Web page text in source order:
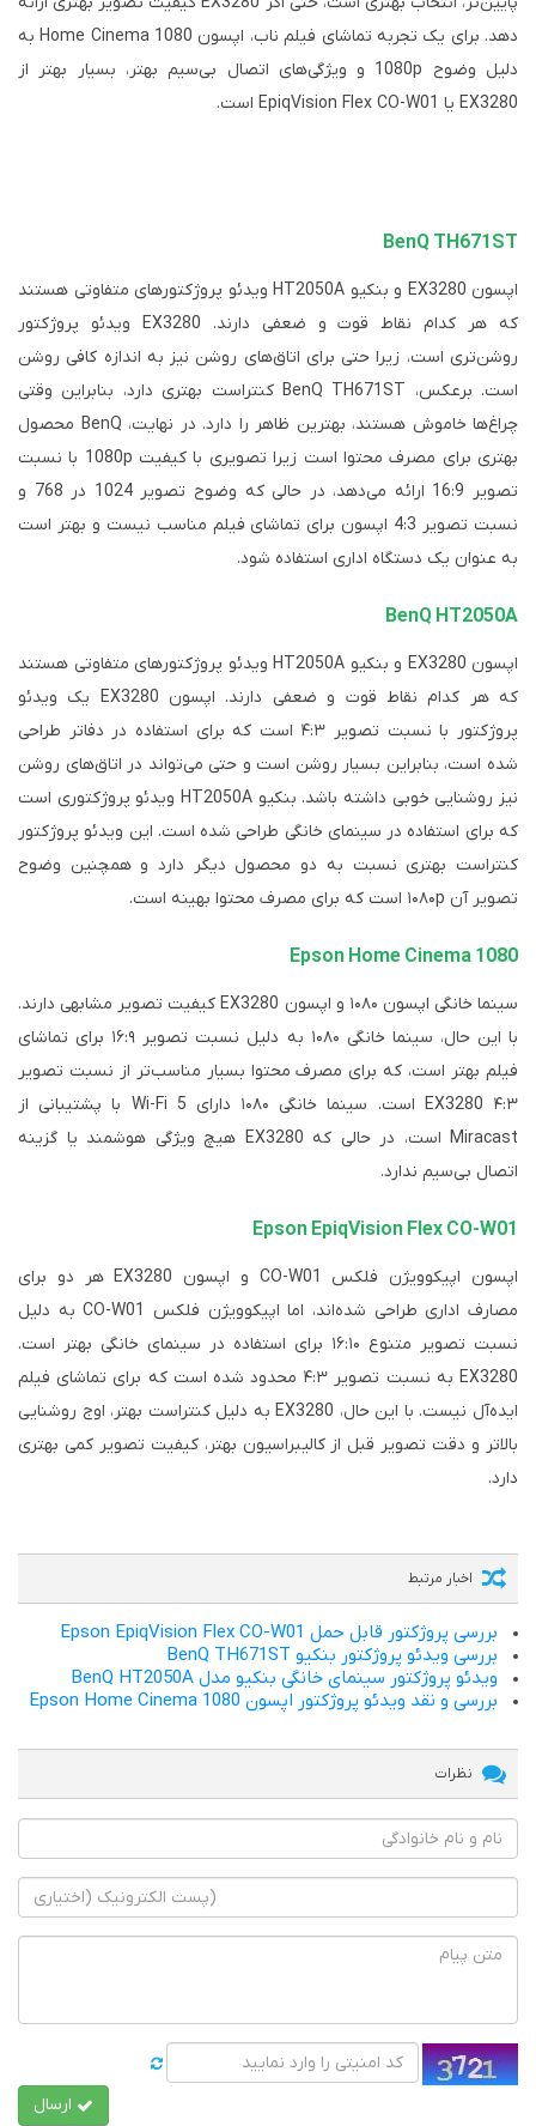
دهد. برای یک تجربه تماشای فیلم ناب، اپسون Home Cinema 1080 به
دلیل وضوح 1080p و ویژگی‌های اتصال بی‌سیم بهتر، بسیار بهتر از
EX3280 یا EpiqVision Flex CO-W01 است.
BenQ TH671ST
اپسون EX3280 و بنکیو HT2050A ویدئو پروژکتورهای متفاوتی هستند
که هر کدام نقاط قوت و ضعفی دارند. EX3280 ویدئو پروژکتور
روشن‌تری است، زیرا حتی برای اتاق‌های روشن نیز به اندازه کافی روشن
است. برعکس، BenQ TH671ST کنتراست بهتری دارد، بنابراین وقتی
چراغ‌ها خاموش هستند، بهترین ظاهر را دارد. در نهایت، BenQ محصول
بهتری برای مصرف محتوا است زیرا تصویری با کیفیت 1080p با نسبت
تصویر 16:9 ارائه می‌دهد، در حالی که وضوح تصویر 1024 در 768 و
نسبت تصویر 4:3 اپسون برای تماشای فیلم مناسب نیست و بهتر است
به عنوان یک دستگاه اداری استفاده شود.
BenQ HT2050A
اپسون EX3280 و بنکیو HT2050A ویدئو پروژکتورهای متفاوتی هستند
که هر کدام نقاط قوت و ضعفی دارند. اپسون EX3280 یک ویدئو
پروژکتور با نسبت تصویر ۴:۳ است که برای استفاده در دفاتر طراحی
شده است، بنابراین بسیار روشن است و حتی می‌تواند در اتاق‌های روشن
نیز روشنایی خوبی داشته باشد. بنکیو HT2050A ویدئو پروژکتوری است
که برای استفاده در سینمای خانگی طراحی شده است. این ویدئو پروژکتور
کنتراست بهتری نسبت به دو محصول دیگر دارد و همچنین وضوح
تصویر آن ۱۰۸۰p است که برای مصرف محتوا بهینه است.
Epson Home Cinema 1080
سینما خانگی اپسون ۱۰۸۰ و اپسون EX3280 کیفیت تصویر مشابهی دارند.
با این حال، سینما خانگی ۱۰۸۰ به دلیل نسبت تصویر ۱۶:۹ برای تماشای
فیلم بهتر است، که برای مصرف محتوا بسیار مناسب‌تر از نسبت تصویر
۴:۳ EX3280 است. سینما خانگی ۱۰۸۰ دارای Wi-Fi 5 با پشتیبانی از
Miracast است، در حالی که EX3280 هیچ ویژگی هوشمند یا گزینه
اتصال بی‌سیم ندارد.
Epson EpiqVision Flex CO-W01
اپسون اپیکوویژن فلکس CO-W01 و اپسون EX3280 هر دو برای
مصارف اداری طراحی شده‌اند، اما اپیکوویژن فلکس CO-W01 به دلیل
نسبت تصویر متنوع ۱۶:۱۰ برای استفاده در سینمای خانگی بهتر است.
EX3280 به نسبت تصویر ۴:۳ محدود شده است که برای تماشای فیلم
ایده‌آل نیست. با این حال، EX3280 به دلیل کنتراست بهتر، اوج روشنایی
بالاتر و دقت تصویر قبل از کالیبراسیون بهتر، کیفیت تصویر کمی بهتری
دارد.
اخبار مرتبط
بررسی پروژکتور قابل حمل Epson EpiqVision Flex CO-W01
بررسی ویدئو پروژکتور بنکیو BenQ TH671ST
ویدئو پروژکتور سینمای خانگی بنکیو مدل BenQ HT2050A
بررسی و نقد ویدئو پروژکتور اپسون Epson Home Cinema 1080
نظرات
ارسال